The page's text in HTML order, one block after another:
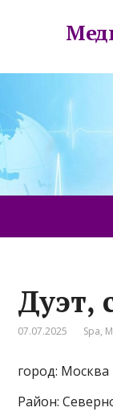
Дуэт,
07.07.2025 Spa,
город: Москва
Район: